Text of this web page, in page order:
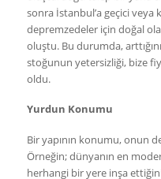
sonra İstanbul’a geçici veya
depremzedeler için doğal
oluştu. Bu durumda,
stoğunun yetersizliği, bize
oldu.
Yurdun Konumu
Bir yapının konumu, onun
Örneğin; dünyanın en
herhangi bir yere inşa